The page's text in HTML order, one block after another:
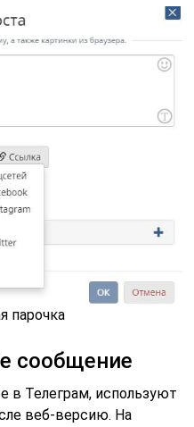
парочка
сообщение
в Телеграм, используют
веб-версию. На